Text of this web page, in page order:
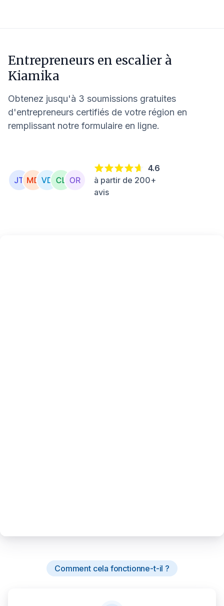
Entrepreneurs en escalier à
Kiamika
Obtenez jusqu'à 3 soumissions gratuites
d'entrepreneurs certifiés de votre région en
remplissant notre formulaire en ligne.
4.6
à partir de 200+
avis
Comment cela fonctionne-t-il ?